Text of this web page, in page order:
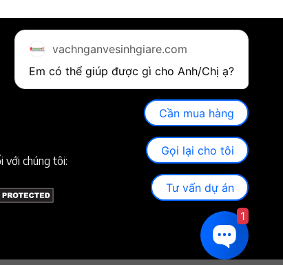
với chúng tôi:
vachnganvesinhgiare.com
Cần mua hàng
Gọi lại cho tôi
Tư vấn dự án
1